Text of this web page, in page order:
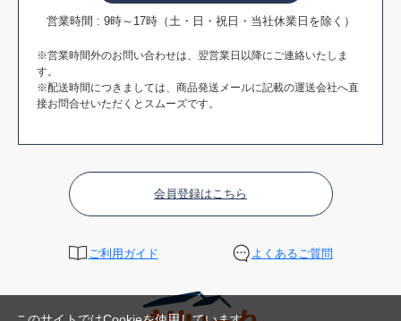
営業時間 : 9時～17時（土・日・祝日・当社休業日を除く）
※営業時間外のお問い合わせは、翌営業日以降にご連絡いたしま
す。
※配送時間につきましては、商品発送メールに記載の運送会社へ直
接お問合せいただくとスムーズです。
会員登録はこちら
ご利用ガイド よくあるご質問